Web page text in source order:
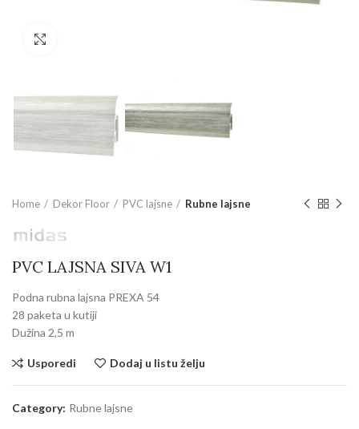
Home Dekor Floor PVC lajsne Rubne lajsne
PVC LAJSNA SIVA W1
Podna rubna lajsna PREXA 54
28 paketa u kutiji
Dužina 2,5 m
Usporedi Dodaj u listu želju
Category: Rubne lajsne